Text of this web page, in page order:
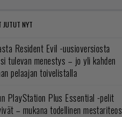
JUTUT NYT
Resident Evil -uusioversiosta
tulevan menestys – jo yli kahden
pelaajan toivelistalla
PlayStation Plus Essential -pelit
– mukana todellinen mestariteos